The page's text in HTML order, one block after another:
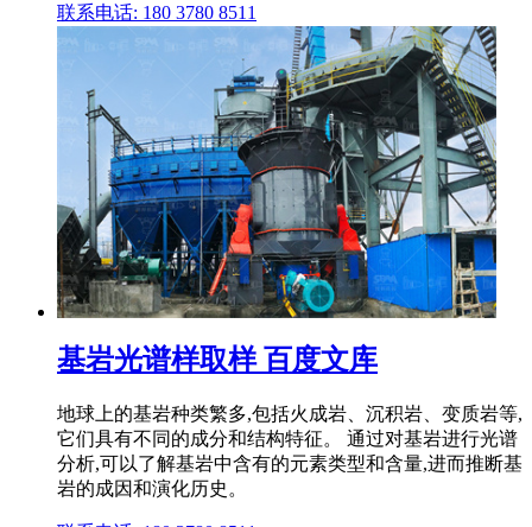
联系电话: 180 3780 8511
基岩光谱样取样 百度文库
地球上的基岩种类繁多,包括火成岩、沉积岩、变质岩等,
它们具有不同的成分和结构特征。 通过对基岩进行光谱
分析,可以了解基岩中含有的元素类型和含量,进而推断基
岩的成因和演化历史。